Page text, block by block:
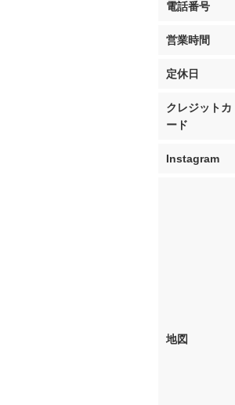
電話番号
営業時間
定休日
クレジットカ
ード
Instagram
地図